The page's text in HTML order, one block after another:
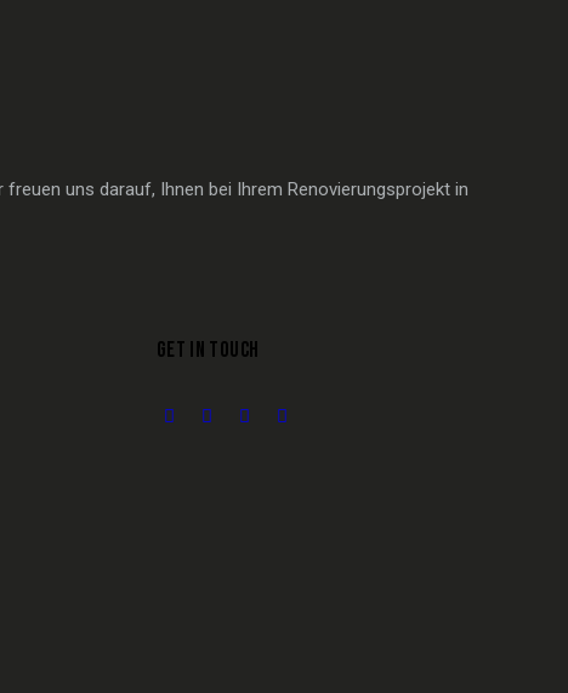
uns darauf, Ihnen bei Ihrem Renovierungsprojekt in
GET IN TOUCH